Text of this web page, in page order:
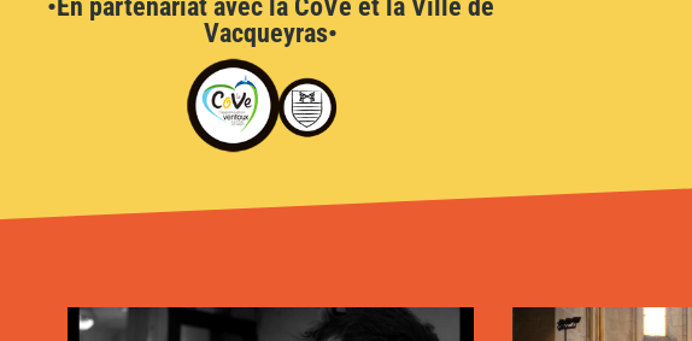
•En partenariat avec la CoVe et la Ville de
Vacqueyras•